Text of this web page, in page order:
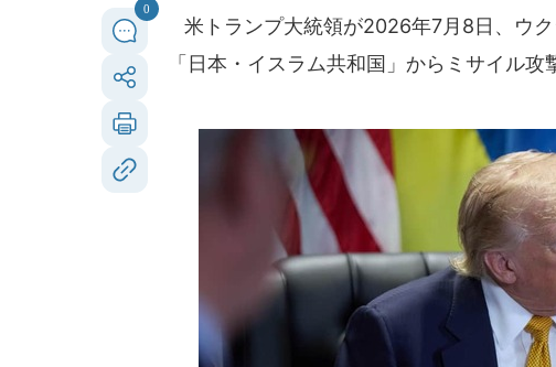
0
米トランプ大統領が2026年7月8日、ウク
「日本・イスラム共和国」からミサイル攻